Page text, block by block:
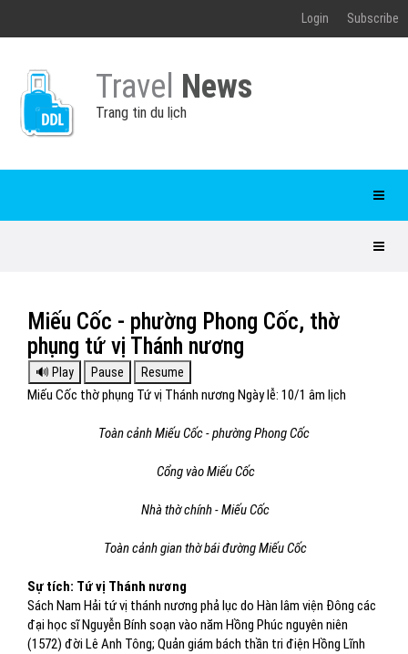
Login Subscribe
Travel News
Trang tin du lịch
Miếu Cốc - phường Phong Cốc, thờ
phụng tứ vị Thánh nương
Miếu Cốc thờ phụng Tứ vị Thánh nương Ngày lễ: 10/1 âm lịch
Toàn cảnh Miếu Cốc - phường Phong Cốc
Cổng vào Miếu Cốc
Nhà thờ chính - Miếu Cốc
Toàn cảnh gian thờ bái đường Miếu Cốc
Sự tích: Tứ vị Thánh nương
Sách Nam Hải tứ vị thánh nương phả lục do Hàn lâm viện Đông các
đại học sĩ Nguyễn Bính soạn vào năm Hồng Phúc nguyên niên
(1572) đời Lê Anh Tông; Quản giám bách thần tri điện Hồng Lĩnh